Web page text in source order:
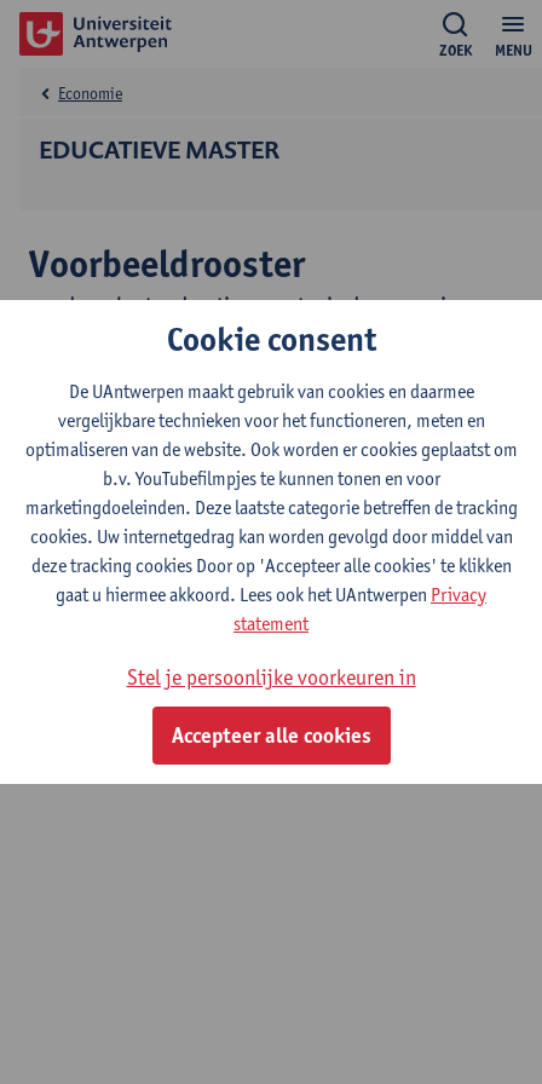
MENU
ZOEK
EDUCATIEVE MASTER
Economie
Voorbeeldrooster
van de verkorte educatieve master in de economie
© UAntwerpenPrivacybeleidCookiebeleidGebruiksvoorwaarden
Cookie consent
De UAntwerpen maakt gebruik van cookies en daarmee
vergelijkbare technieken voor het functioneren, meten en
optimaliseren van de website. Ook worden er cookies geplaatst om
b.v. YouTubefilmpjes te kunnen tonen en voor
marketingdoeleinden. Deze laatste categorie betreffen de tracking
cookies. Uw internetgedrag kan worden gevolgd door middel van
deze tracking cookies Door op 'Accepteer alle cookies' te klikken
gaat u hiermee akkoord. Lees ook het UAntwerpen Privacy
statement
Stel je persoonlijke voorkeuren in
Accepteer alle cookies